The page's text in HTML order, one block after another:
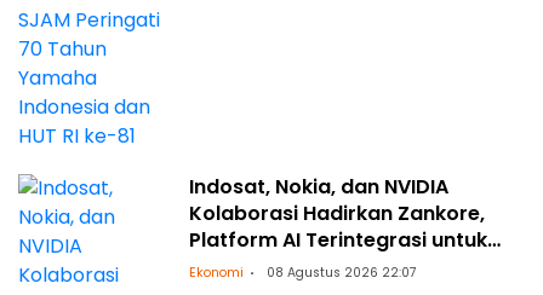
Indosat, Nokia, dan NVIDIA
Kolaborasi Hadirkan Zankore,
Platform AI Terintegrasi untuk
Asia-Pasifik
Ekonomi 08 Agustus 2026 22:07